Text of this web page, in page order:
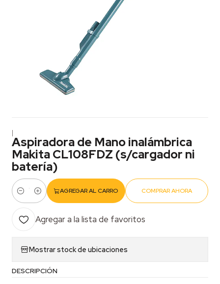
|
Aspiradora de Mano inalámbrica
Makita CL108FDZ (s/cargador ni
batería)
Cantidad
AGREGAR AL CARRO COMPRAR AHORA
Agregar a la lista de favoritos
Mostrar stock de ubicaciones
DESCRIPCIÓN